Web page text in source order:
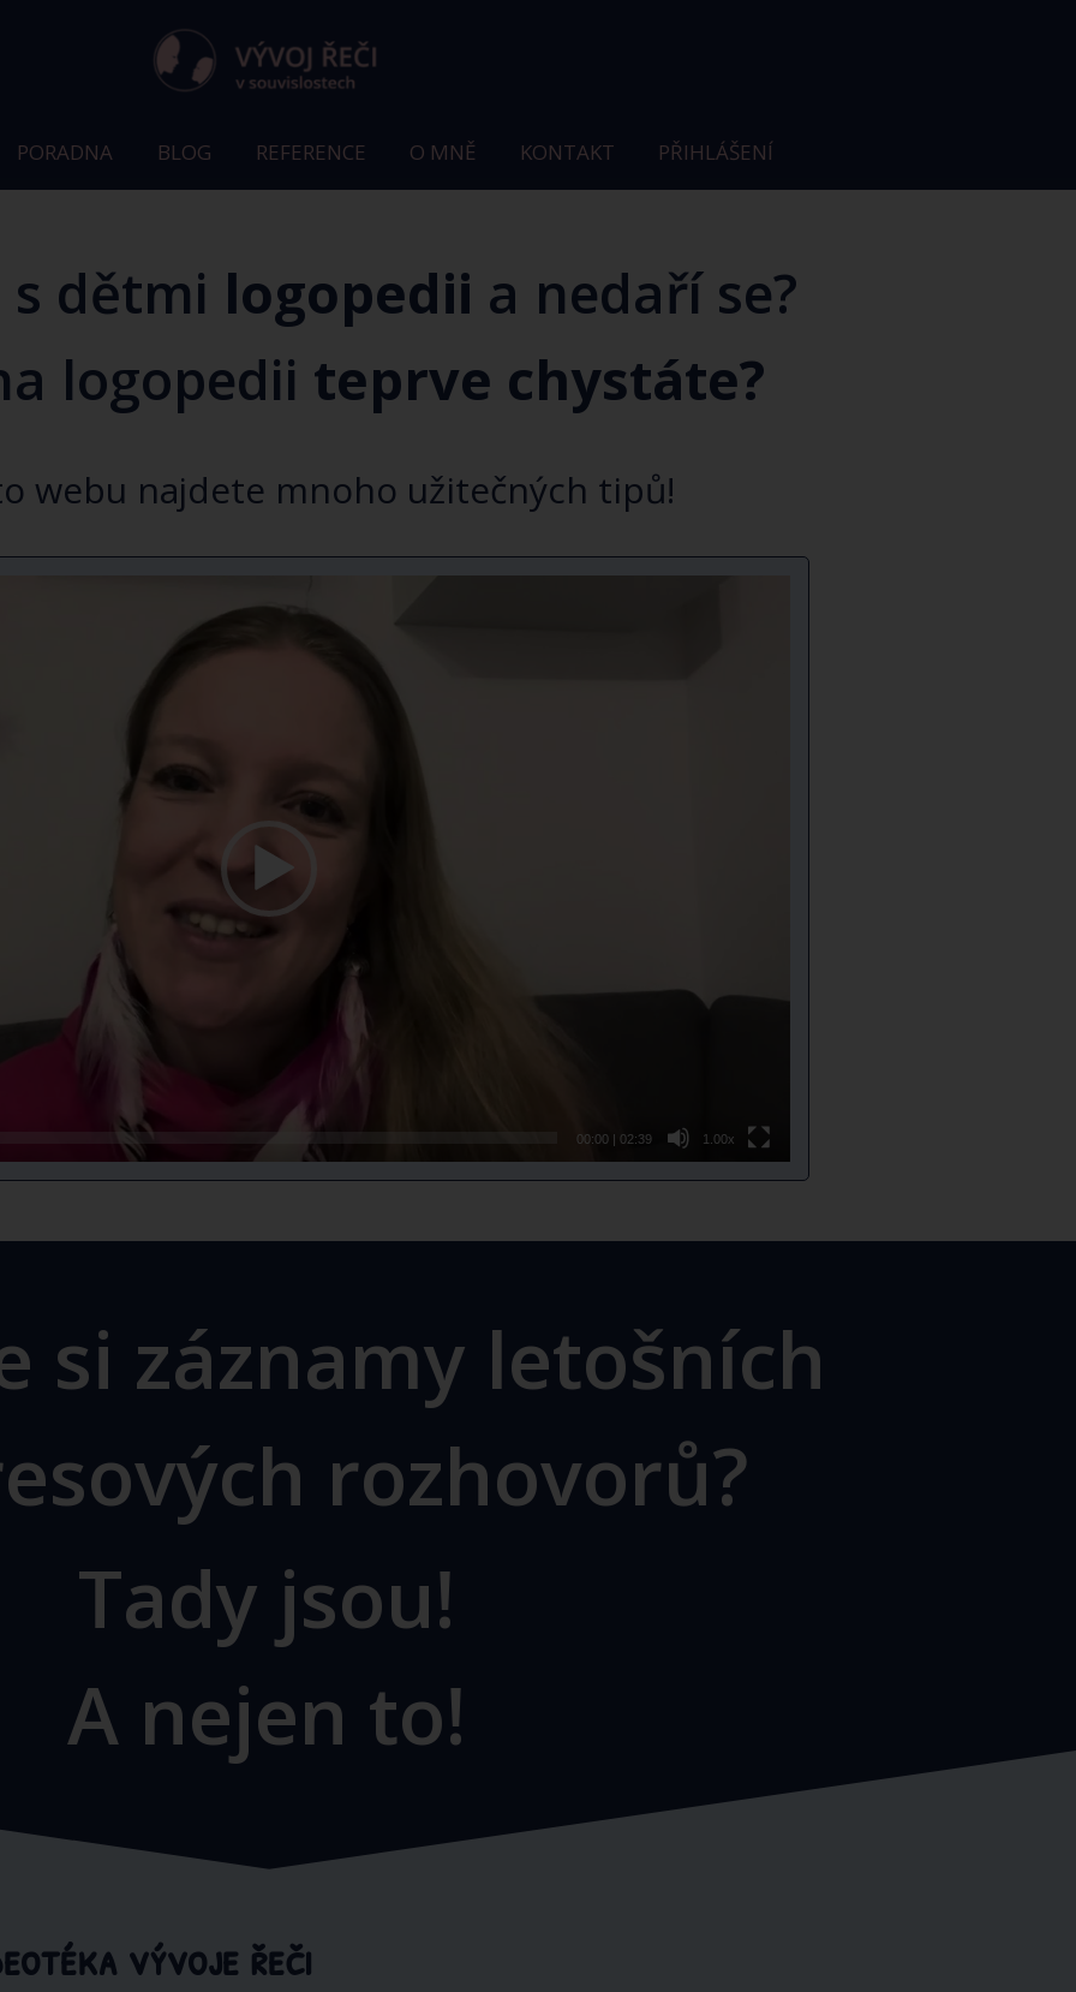
PORADNA BLOG REFERENCE O MNĚ KONTAKT PŘIHLÁŠENÍ
s dětmi logopedii a nedaří se?
logopedii teprve chystáte?
webu najdete mnoho užitečných tipů!
00:00 02:39 1.00x
si záznamy letošních
rozhovorů?
Tady jsou!
A nejen to!
vývoje řeči